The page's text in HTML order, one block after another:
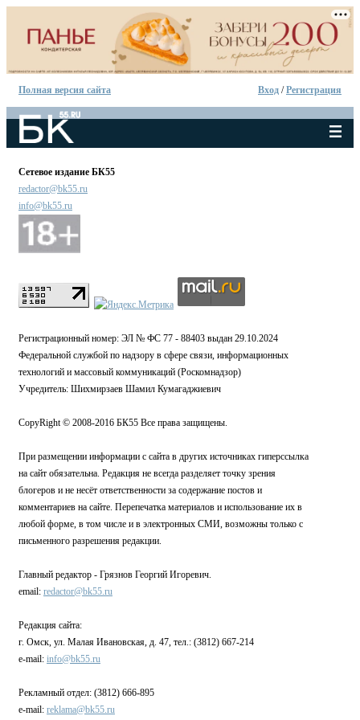
Полная версия сайта Вход /Регистрация
Сетевое издание БК55
redactor@bk55.ru
info@bk55.ru
Регистрационный номер: ЭЛ № ФС 77 - 88403 выдан 29.10.2024
Федеральной службой по надзору в сфере связи, информационных
технологий и массовый коммуникаций (Роскомнадзор)
Учредитель: Шихмирзаев Шамил Кумагаджиевич
CopyRight © 2008-2016 БК55 Все права защищены.
При размещении информации с сайта в других источниках гиперссылка
на сайт обязательна. Редакция не всегда разделяет точку зрения
блогеров и не несёт ответственности за содержание постов и
комментариев на сайте. Перепечатка материалов и использование их в
любой форме, в том числе и в электронных СМИ, возможны только с
письменного разрешения редакции.
Главный редактор - Грязнов Георгий Игоревич.
email: redactor@bk55.ru
Редакция сайта:
г. Омск, ул. Малая Ивановская, д. 47, тел.: (3812) 667-214
e-mail: info@bk55.ru
Рекламный отдел: (3812) 666-895
e-mail: reklama@bk55.ru